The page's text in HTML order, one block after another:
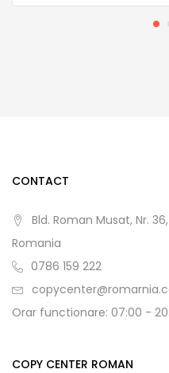
CONTACT
Bld. Roman Musat, Nr.
Romania
0786 159 222
Orar functionare: 07:00 -
COPY CENTER ROMAN